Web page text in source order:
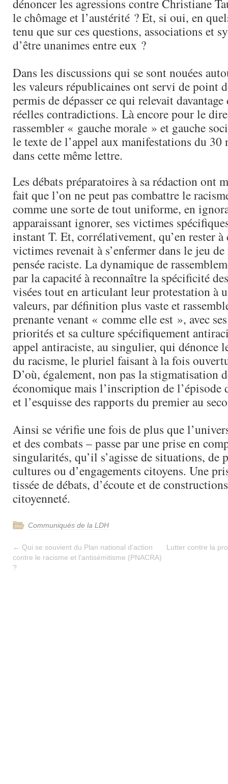
dénoncer les agressions contre Christiane
le chômage et l’austérité ? Et, si oui, en
tenu que sur ces questions, associations et
d’être unanimes entre eux ?
Dans les discussions qui se sont nouées
les valeurs républicaines ont servi de point
permis de dépasser ce qui relevait
réelles contradictions. Là encore pour le
rassembler « gauche morale » et gauche
le texte de l’appel aux manifestations du 30
dans cette même lettre.
Les débats préparatoires à sa rédaction ont
fait que l’on ne peut pas combattre le
comme une sorte de tout uniforme, en
apparaissant ignorer, ses victimes
instant T. Et, corrélativement, qu’en rester à
victimes revenait à s’enfermer dans le jeu
pensée raciste. La dynamique de
par la capacité à reconnaître la spécificité
visées tout en articulant leur protestation à
valeurs, par définition plus vaste et
prenante venant « comme elle est », avec
priorités et sa culture spécifiquement
appel antiraciste, au singulier, qui dénonce
du racisme, le pluriel faisant à la fois
D’où, également, non pas la stigmatisation
économique mais l’inscription de l’épisode
et l’esquisse des rapports du premier au
Ainsi se vérifie une fois de plus que
et des combats – passe par une prise en
singularités, qu’il s’agisse de situations, de
cultures ou d’engagements citoyens. Une
tissée de débats, d’écoute et de
citoyenneté.
Communiqués de la LDH
← Qui se souvient du Plan national d’action
contre le racisme et l’antisémitisme (PNACRA)
?
Lutter contre la